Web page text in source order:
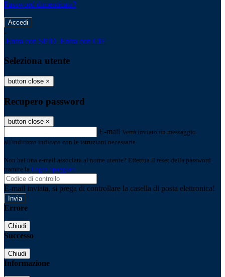
Password dimenticata?
-
Entra con SPID Entra con CIE
Seleziona utente
button close ×
Recupero password
button close ×
E-mail Verrà inviato un messaggio
all'indirizzo indicato con le istruzioni necessarie.
Non hai una e-mail associata al nome utente? Effettua il reset della password
tramite la Login Spaggiari
E-mail inviata, si prega di controllare la casella di posta elettronica!
Errore
Chiudi
Successo
Chiudi
Informazione